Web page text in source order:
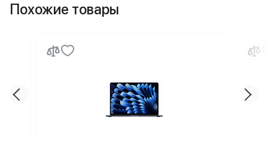
Похожие товары